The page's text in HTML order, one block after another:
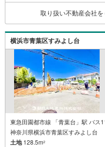
す！お問い合わせを
取り扱い不動産会社
横浜市青葉区すみよし台
東急田園都市線 「青葉台」駅 バス
神奈川県横浜市青葉区すみよし台
土地128.5m2